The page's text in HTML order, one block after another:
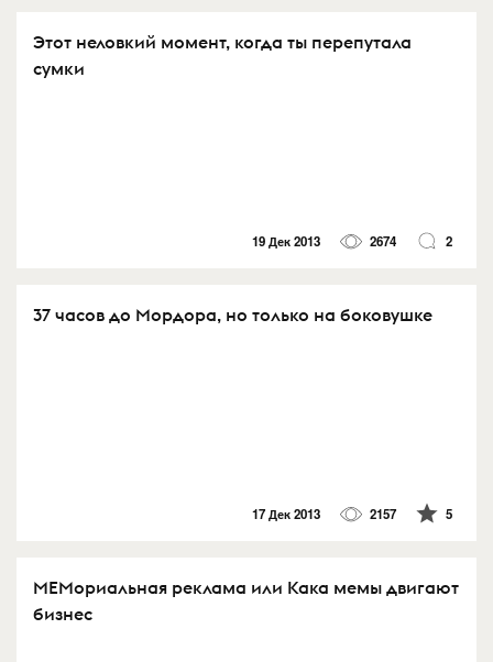
Этот неловкий момент, когда ты перепутала
сумки
19 Дек 2013 2674 2
37 часов до Мордора, но только на боковушке
17 Дек 2013 2157 5
МЕМориальная реклама или Кака мемы двигают
бизнес